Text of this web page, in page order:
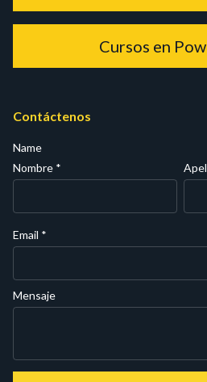
Cursos en
Contáctenos
Name
Nombre *
Email *
Mensaje